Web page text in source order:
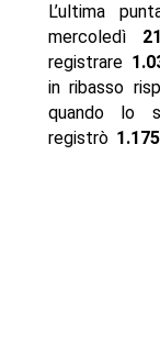
L’ultima
mercoledì 21
registrare
in ribasso
quando lo
registrò